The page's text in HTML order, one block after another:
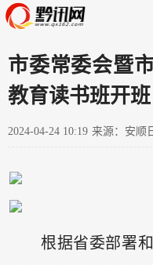
市委常委会暨
教育读书班开班
2024-04-24 10:19 来源：安顺
根据省委部署